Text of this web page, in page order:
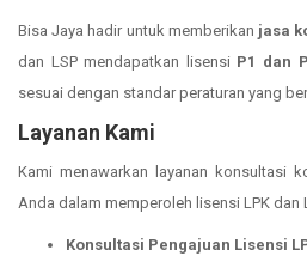
Bisa Jaya hadir untuk memberikan jasa
dan LSP mendapatkan lisensi P1 dan
sesuai dengan standar peraturan yang
Layanan Kami
Kami menawarkan layanan konsultasi
Anda dalam memperoleh lisensi LPK
Konsultasi Pengajuan Lisensi